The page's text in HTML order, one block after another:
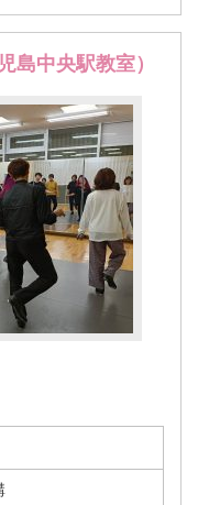
島中央駅教室）